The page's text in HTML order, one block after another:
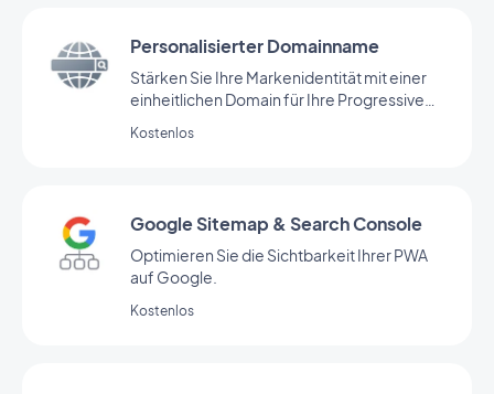
Personalisierter Domainname
Stärken Sie Ihre Markenidentität mit einer
einheitlichen Domain für Ihre Progressive
Kostenlos
Google Sitemap & Search Console
Optimieren Sie die Sichtbarkeit Ihrer PWA
auf Google.
Kostenlos